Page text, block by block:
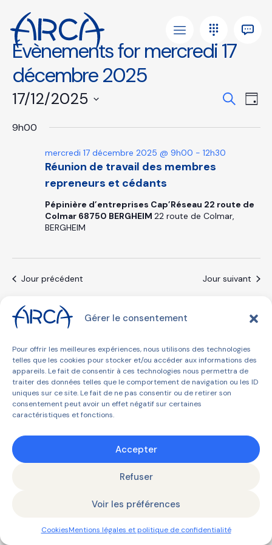
Gérer le consentement
Pour offrir les meilleures expériences, nous utilisons des technologies
telles que les cookies pour stocker et/ou accéder aux informations des
appareils. Le fait de consentir à ces technologies nous permettra de
traiter des données telles que le comportement de navigation ou les ID
uniques sur ce site. Le fait de ne pas consentir ou de retirer son
consentement peut avoir un effet négatif sur certaines
caractéristiques et fonctions.
Accepter
Refuser
Voir les préférences
CookiesMentions légales et politique de confidentialité
Évènements for mercredi 17
décembre 2025
de
de
17/12/2025
une
9h00
Réunion de travail des membres
repreneurs et cédants
mercredi 17 décembre 2025 @ 9h00 - 12h30
Pépinière d’entreprises Cap’Réseau 22 route de
Colmar 68750 BERGHEIM 22 route de Colmar,
BERGHEIM
Jour précédent Jour suivant
S’abonner au calendrier
politique de confidentialité